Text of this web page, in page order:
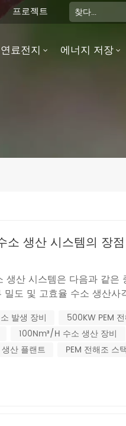
프로젝트
연료전지 에너지 저장
소 생산 시스템의 장점​
생산 시스템은 다음과 같은
밀도 및 고효율 수소 생산​​사
4,000A/m²)를 훨씬 능가합
위당 에너지 소비량을...
발생 장비
500KW PEM
100Nm³/H 수소 생산 장비
산 플랜트
PEM 전해조 스택